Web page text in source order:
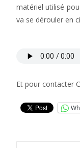
matériel utilisé
va se dérouler en
Et pour contacter